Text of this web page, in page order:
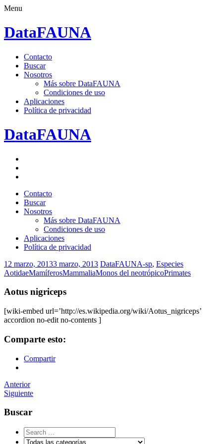
Menu
DataFAUNA
Saltar
contenido.
Contacto
Buscar
Nosotros
Más sobre DataFAUNA
Condiciones de uso
Aplicaciones
Política de privacidad
DataFAUNA
Saltar
contenido.
Contacto
Buscar
Nosotros
Más sobre DataFAUNA
Condiciones de uso
Aplicaciones
Política de privacidad
12 marzo, 20133 marzo, 2013 DataFAUNA-sp, Especies
AotidaeMamíferosMammaliaMonos del neotrópicoPrimates
Aotus nigriceps
[wiki-embed url=’http://es.wikipedia.org/wiki/Aotus_nigriceps’
accordion no-edit no-contents ]
Comparte esto:
Compartir
Navegador
de
artículos
Anterior
Siguiente
Buscar